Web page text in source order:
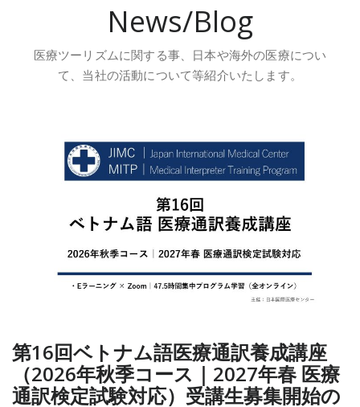
News/Blog
医療ツーリズムに関する事、日本や海外の医療につい
て、当社の活動について等紹介いたします。
第16回ベトナム語医療通訳養成講座
（2026年秋季コース｜2027年春 医療
通訳検定試験対応）受講生募集開始の